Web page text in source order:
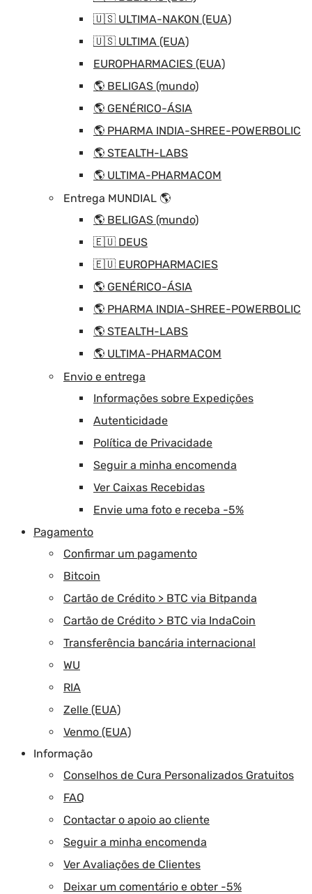
🇺🇸 ULTIMA-NAKON (EUA)
🇺🇸 ULTIMA (EUA)
EUROPHARMACIES (EUA)
🌎 BELIGAS (mundo)
🌎 GENÉRICO-ÁSIA
🌎 PHARMA INDIA-SHREE-POWERBOLIC
🌎 STEALTH-LABS
🌎 ULTIMA-PHARMACOM
Entrega MUNDIAL 🌎
🌎 BELIGAS (mundo)
🇪🇺 DEUS
🇪🇺 EUROPHARMACIES
🌎 GENÉRICO-ÁSIA
🌎 PHARMA INDIA-SHREE-POWERBOLIC
🌎 STEALTH-LABS
🌎 ULTIMA-PHARMACOM
Envio e entrega
Informações sobre Expedições
Autenticidade
Política de Privacidade
Seguir a minha encomenda
Ver Caixas Recebidas
Envie uma foto e receba -5%
Pagamento
Confirmar um pagamento
Bitcoin
Cartão de Crédito > BTC via Bitpanda
Cartão de Crédito > BTC via IndaCoin
Transferência bancária internacional
WU
RIA
Zelle (EUA)
Venmo (EUA)
Informação
Conselhos de Cura Personalizados Gratuitos
FAQ
Contactar o apoio ao cliente
Seguir a minha encomenda
Ver Avaliações de Clientes
Deixar um comentário e obter -5%